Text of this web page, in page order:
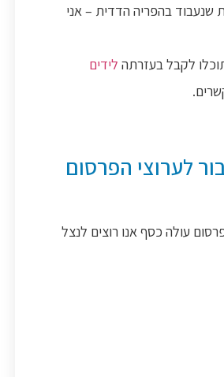
שנעבוד בהפריה הדדית – אני
לקבל בעזרתה לידים
לערוצי הפרסום
עולה כסף אנו רוצים לנצל